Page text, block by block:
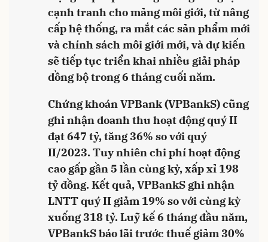
cạnh tranh cho mảng môi giới, từ nâng
cấp hệ thống, ra mắt các sản phẩm mới
và chính sách môi giới mới, và dự kiến
sẽ tiếp tục triển khai nhiều giải pháp
đồng bộ trong 6 tháng cuối năm.
Chứng khoán VPBank (VPBankS) cũng
ghi nhận doanh thu hoạt động quý II
đạt 647 tỷ, tăng 36% so với quý
II/2023. Tuy nhiên chi phí hoạt động
cao gấp gần 5 lần cùng kỳ, xấp xỉ 198
tỷ đồng. Kết quả, VPBankS ghi nhận
LNTT quý II giảm 19% so với cùng kỳ
xuống 318 tỷ. Luỹ kế 6 tháng đầu năm,
VPBankS báo lãi trước thuế giảm 30%